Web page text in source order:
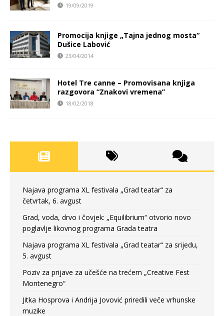
19/09/2019
Promocija knjige „Tajna jednog mosta“
Dušice Labović
23/04/2014
Hotel Tre canne – Promovisana knjiga
razgovora “Znakovi vremena”
18/02/2018
Najava programa XL festivala „Grad teatar“ za
četvrtak, 6. avgust
Grad, voda, drvo i čovjek: „Equilibrium“ otvorio novo
poglavlje likovnog programa Grada teatra
Najava programa XL festivala „Grad teatar“ za srijedu,
5. avgust
Poziv za prijave za učešće na trećem „Creative Fest
Montenegro“
Jitka Hosprova i Andrija Jovović priredili veče vrhunske
muzike